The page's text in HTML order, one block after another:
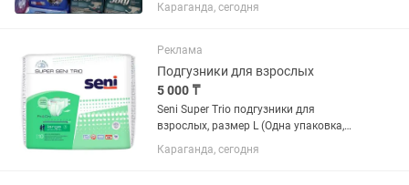
Караганда, сегодня
Реклама
Подгузники для взрослых
5 000 ₸
Seni Super Trio подгузники для
взрослых, размер L (Одна упаковка,
внутри ДЕВЯТЬ штук)
Караганда, сегодня